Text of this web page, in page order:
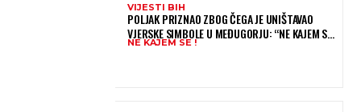
VIJESTI BIH
POLJAK PRIZNAO ZBOG ČEGA JE UNIŠTAVAO
VJERSKE SIMBOLE U MEĐUGORJU: “NE KAJEM SE I
PONOVIO BIH SVE”
NE KAJEM SE !